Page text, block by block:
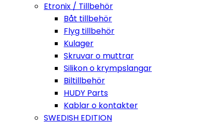
Etronix / Tillbehör
Båt tillbehör
Flyg tillbehör
Kulager
Skruvar o muttrar
Silikon o krympslangar
Biltillbehör
HUDY Parts
Kablar o kontakter
SWEDISH EDITION